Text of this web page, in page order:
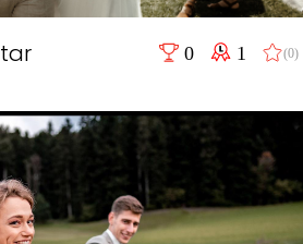
0 1 (0)